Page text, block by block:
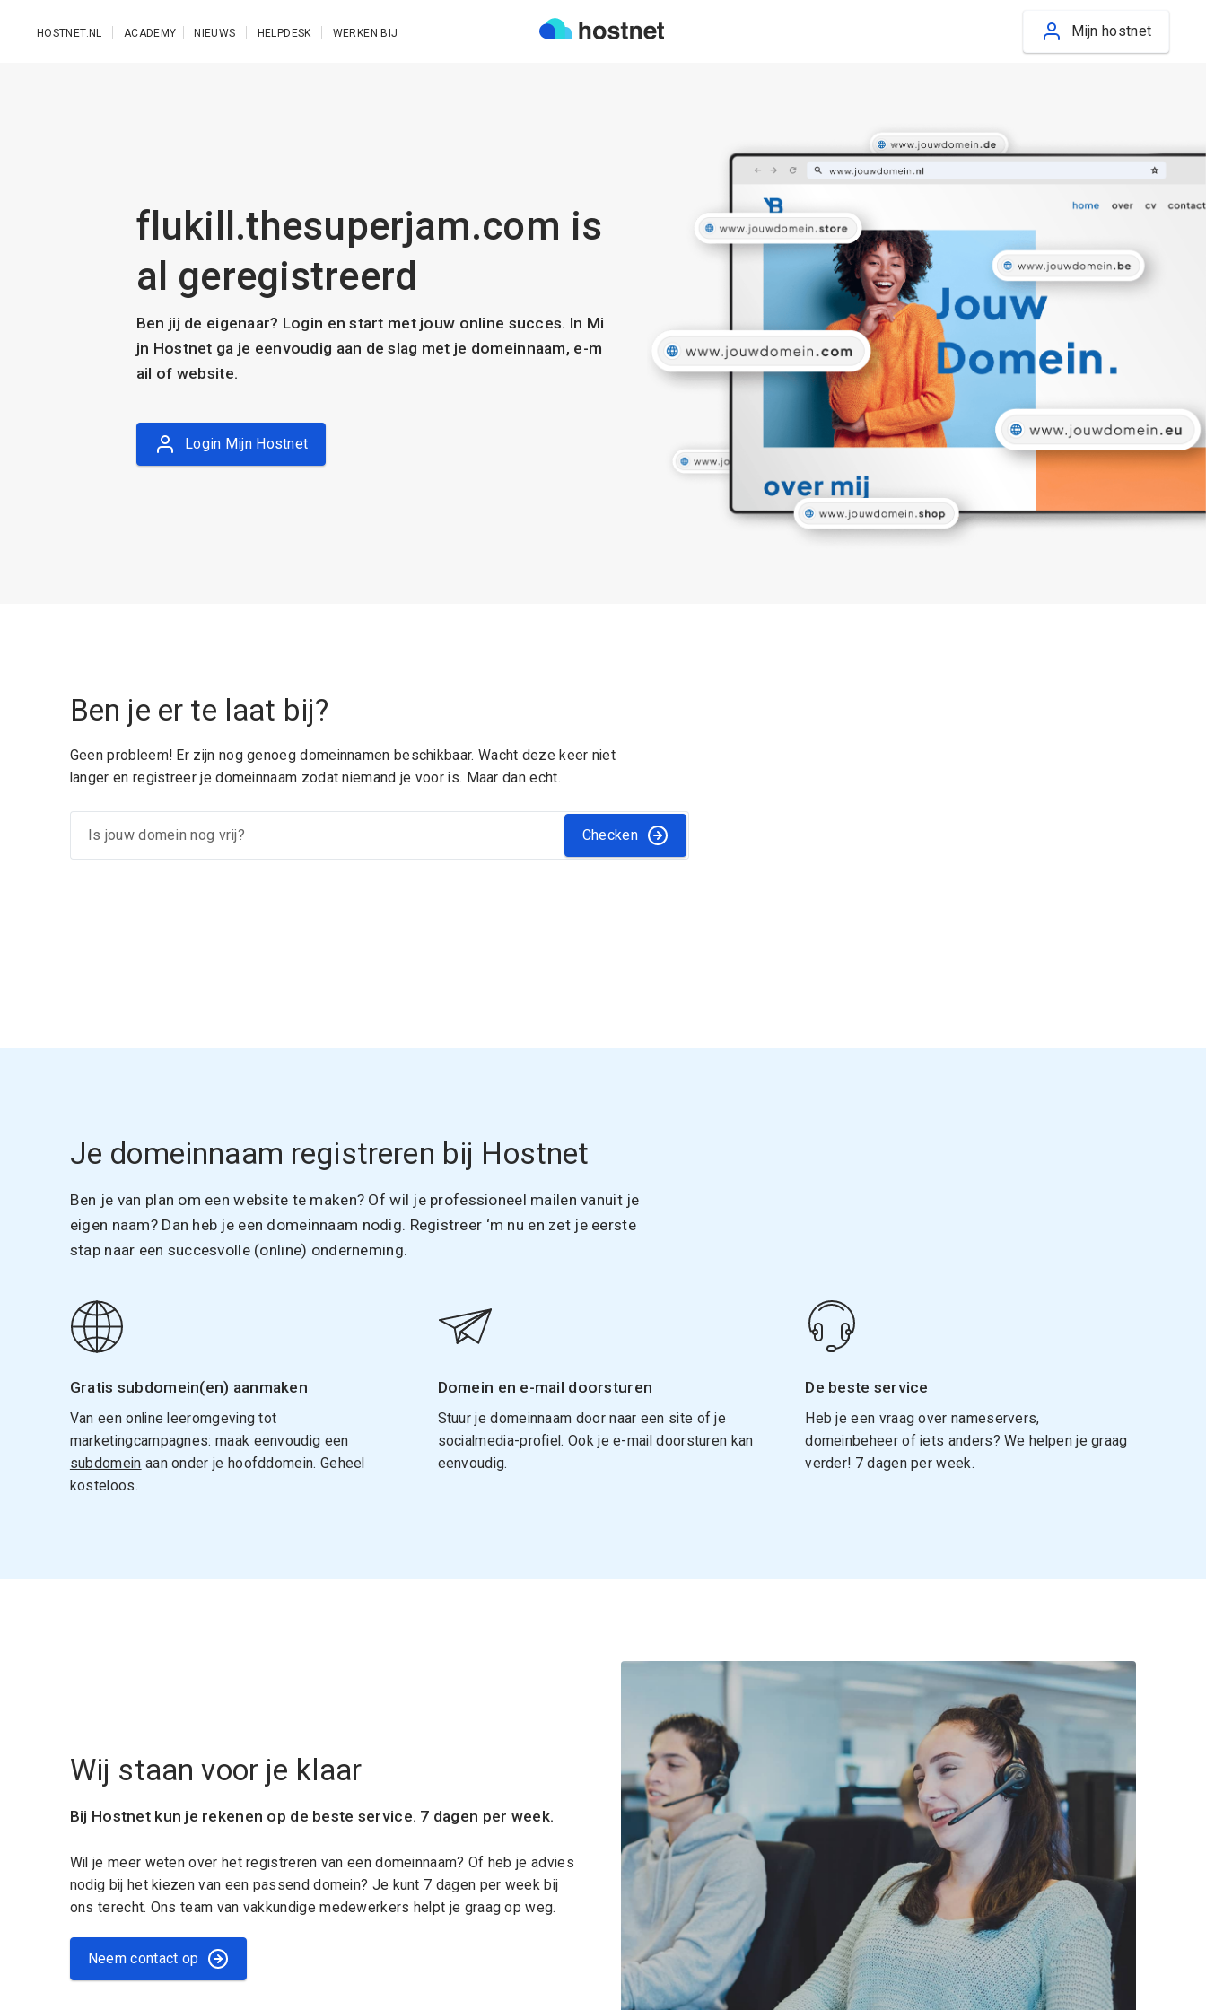
HOSTNET.NL ACADEMY NIEUWS HELPDESK WERKEN BIJ Mijn hostnet
flukill.thesuperjam.com is
al geregistreerd
Ben jij de eigenaar? Login en start met jouw online succes. In Mi
jn Hostnet ga je eenvoudig aan de slag met je domeinnaam, e-m
ail of website.
Login Mijn Hostnet
Ben je er te laat bij?
Geen probleem! Er zijn nog genoeg domeinnamen beschikbaar. Wacht deze keer niet
langer en registreer je domeinnaam zodat niemand je voor is. Maar dan echt.
Checken
Je domeinnaam registreren bij Hostnet
Ben je van plan om een website te maken? Of wil je professioneel mailen vanuit je
eigen naam? Dan heb je een domeinnaam nodig. Registreer ‘m nu en zet je eerste
stap naar een succesvolle (online) onderneming.
Gratis subdomein(en) aanmaken
Van een online leeromgeving tot
marketingcampagnes: maak eenvoudig een
subdomein aan onder je hoofddomein. Geheel
kosteloos.
Domein en e-mail doorsturen
Stuur je domeinnaam door naar een site of je
socialmedia-profiel. Ook je e-mail doorsturen kan
eenvoudig.
De beste service
Heb je een vraag over nameservers,
domeinbeheer of iets anders? We helpen je graag
verder! 7 dagen per week.
Wij staan voor je klaar
Bij Hostnet kun je rekenen op de beste service. 7 dagen per week.
Wil je meer weten over het registreren van een domeinnaam? Of heb je advies
nodig bij het kiezen van een passend domein? Je kunt 7 dagen per week bij
ons terecht. Ons team van vakkundige medewerkers helpt je graag op weg.
Neem contact op